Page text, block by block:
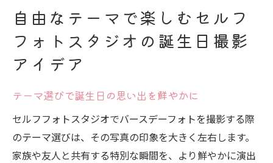
自由なテーマで楽しむセルフ
フォトスタジオの誕生日撮影
アイデア
テーマ選びで誕生日の思い出を鮮やかに
セルフフォトスタジオでバースデーフォトを撮影する際
のテーマ選びは、その写真の印象を大きく左右します。
家族や友人と共有する特別な瞬間を、より鮮やかに演出